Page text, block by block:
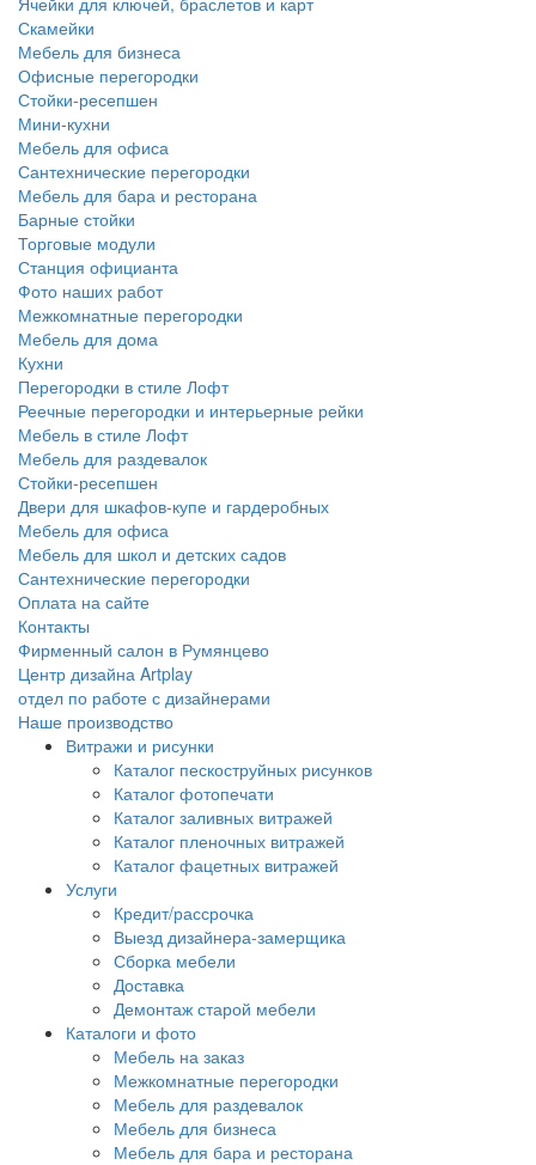
Скамейки
Мебель для бизнеса
Офисные перегородки
Стойки-ресепшен
Мини-кухни
Мебель для офиса
Сантехнические перегородки
Мебель для бара и ресторана
Барные стойки
Торговые модули
Станция официанта
Фото наших работ
Межкомнатные перегородки
Мебель для дома
Кухни
Перегородки в стиле Лофт
Реечные перегородки и интерьерные рейки
Мебель в стиле Лофт
Мебель для раздевалок
Стойки-ресепшен
Двери для шкафов-купе и гардеробных
Мебель для офиса
Мебель для школ и детских садов
Сантехнические перегородки
Оплата на сайте
Контакты
Фирменный салон в Румянцево
Центр дизайна Artplay
отдел по работе с дизайнерами
Наше производство
Витражи и рисунки
Каталог пескоструйных рисунков
Каталог фотопечати
Каталог заливных витражей
Каталог пленочных витражей
Каталог фацетных витражей
Услуги
Кредит/рассрочка
Выезд дизайнера-замерщика
Сборка мебели
Доставка
Демонтаж старой мебели
Каталоги и фото
Мебель на заказ
Межкомнатные перегородки
Мебель для раздевалок
Мебель для бизнеса
Мебель для бара и ресторана